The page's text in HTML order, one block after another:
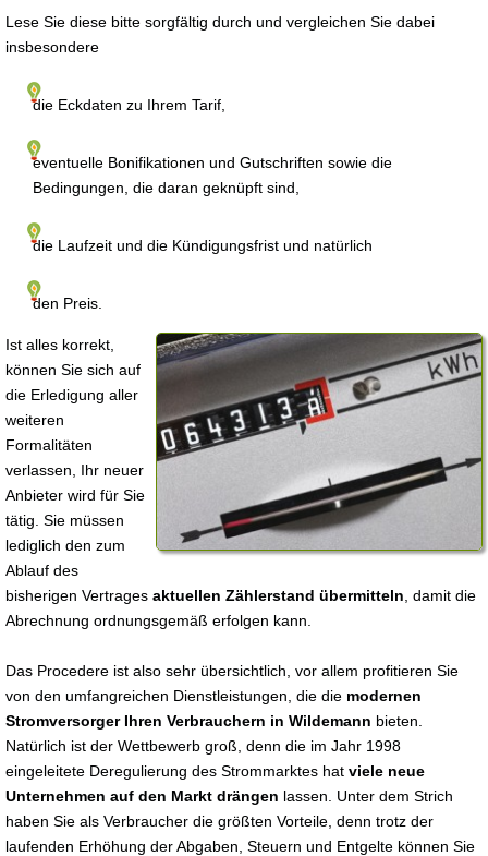
Lese Sie diese bitte sorgfältig durch und vergleichen Sie dabei
insbesondere
die Eckdaten zu Ihrem Tarif,
eventuelle Bonifikationen und Gutschriften sowie die
Bedingungen, die daran geknüpft sind,
die Laufzeit und die Kündigungsfrist und natürlich
den Preis.
Ist alles korrekt,
können Sie sich auf
die Erledigung aller
weiteren
Formalitäten
verlassen, Ihr neuer
Anbieter wird für Sie
tätig. Sie müssen
lediglich den zum
Ablauf des
bisherigen Vertrages aktuellen Zählerstand übermitteln , damit die
Abrechnung ordnungsgemäß erfolgen kann.
Das Procedere ist also sehr übersichtlich, vor allem profitieren Sie
von den umfangreichen Dienstleistungen, die die modernen
Stromversorger Ihren Verbrauchern in Wildemann bieten.
Natürlich ist der Wettbewerb groß, denn die im Jahr 1998
eingeleitete Deregulierung des Strommarktes hat viele neue
Unternehmen auf den Markt drängen lassen. Unter dem Strich
haben Sie als Verbraucher die größten Vorteile, denn trotz der
laufenden Erhöhung der Abgaben, Steuern und Entgelte können Sie